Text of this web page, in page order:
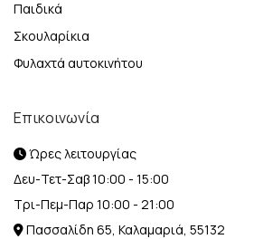
Παιδικά
Σκουλαρίκια
Φυλαχτά αυτοκινήτου
Επικοινωνία
Ώρες λειτουργίας
Δευ-Τετ-Σαβ 10:00 - 15:00
Τρι-Πεμ-Παρ 10:00 - 21:00
Πασσαλίδη 65, Καλαμαριά, 55132